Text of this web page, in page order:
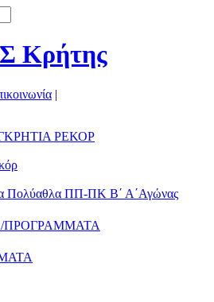
|
ΡΕΚΟΡ
Πολύαθλα ΠΠ-ΠΚ Β΄ Α΄Αγώνας